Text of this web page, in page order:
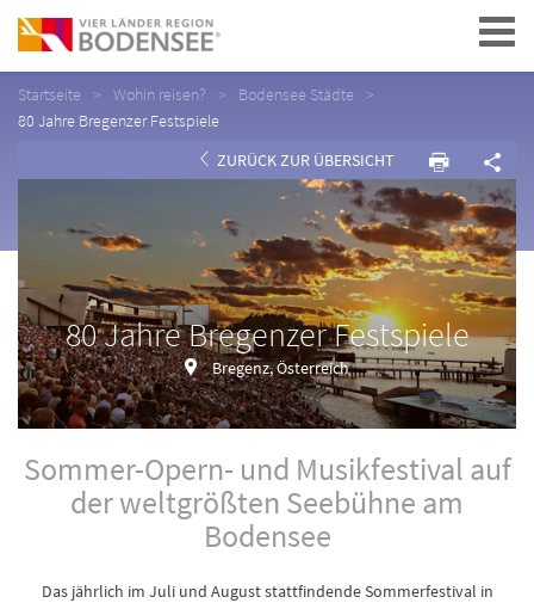
Navigation
Startseite Wohin reisen?
Bodensee Städte
80 Jahre Bregenzer Festspiele
ZURÜCK ZUR ÜBERSICHT
80 Jahre Bregenzer Festspiele
Bregenz, Österreich
Sommer-Opern- und Musikfestival auf
der weltgrößten Seebühne am
Bodensee
Das jährlich im Juli und August stattfindende Sommerfestival in